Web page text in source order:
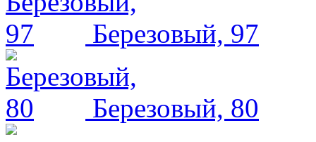
Березовый, 97
Березовый, 80